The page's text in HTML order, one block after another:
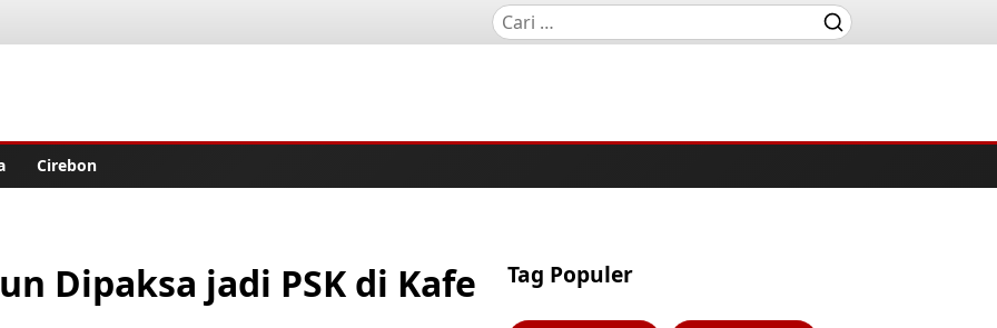
Cirebon
Dipaksa jadi PSK di Kafe
Tag Populer